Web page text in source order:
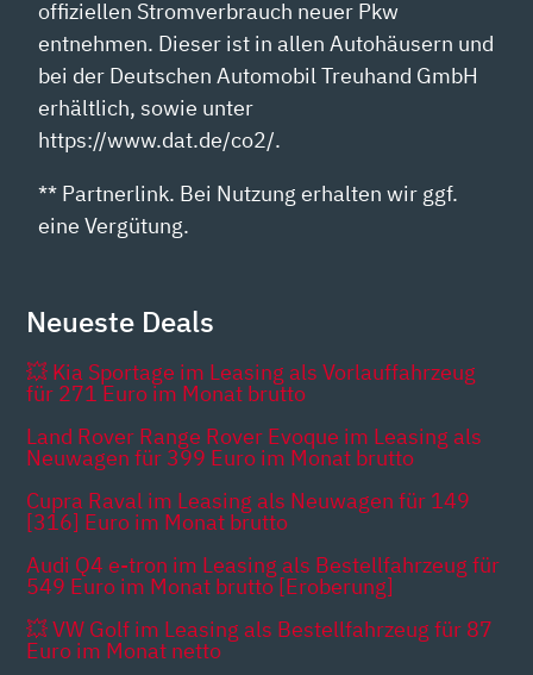
offiziellen Stromverbrauch neuer Pkw
entnehmen. Dieser ist in allen Autohäusern und
bei der Deutschen Automobil Treuhand GmbH
erhältlich, sowie unter
https://www.dat.de/co2/.
** Partnerlink. Bei Nutzung erhalten wir ggf.
eine Vergütung.
Neueste Deals
💥 Kia Sportage im Leasing als Vorlauffahrzeug
für 271 Euro im Monat brutto
Land Rover Range Rover Evoque im Leasing als
Neuwagen für 399 Euro im Monat brutto
Cupra Raval im Leasing als Neuwagen für 149
[316] Euro im Monat brutto
Audi Q4 e-tron im Leasing als Bestellfahrzeug für
549 Euro im Monat brutto [Eroberung]
💥 VW Golf im Leasing als Bestellfahrzeug für 87
Euro im Monat netto